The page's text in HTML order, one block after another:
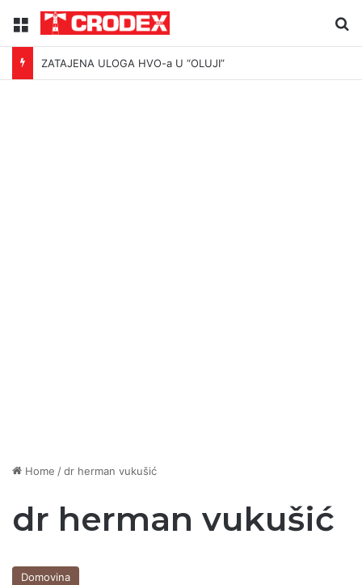
Menu
ZATAJENA ULOGA HVO-a U “OLUJI”
Home /dr herman vukušić
dr herman vukušić
Domovina